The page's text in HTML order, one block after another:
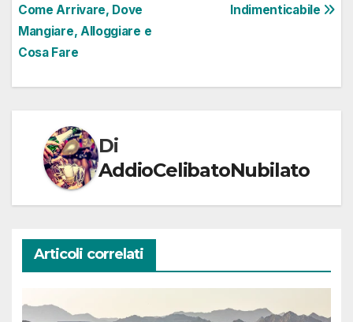
Indimenticabile
Come Arrivare, Dove
Mangiare, Alloggiare e
Cosa Fare
Di
AddioCelibatoNubilato
Articoli correlati